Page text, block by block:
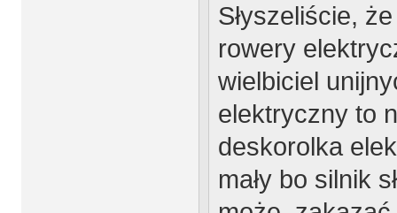
Słyszeliście,
rowery
wielbiciel
elektryczny to
deskorolka
mały bo silnik